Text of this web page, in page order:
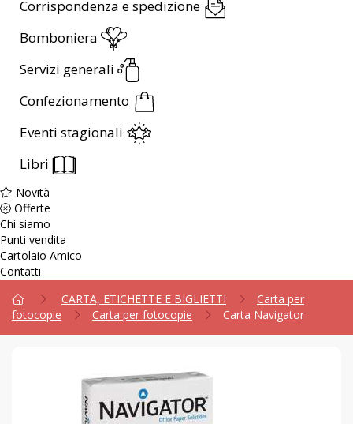
Corrispondenza e spedizione
Bomboniera
Servizi generali
Confezionamento
Eventi stagionali
Libri
Novità
Offerte
Chi siamo
Punti vendita
Cartolaio Amico
Contatti
CARTA, ETICHETTE E BIGLIETTI
Carta per
fotocopie
Carta per fotocopie Carta Navigator